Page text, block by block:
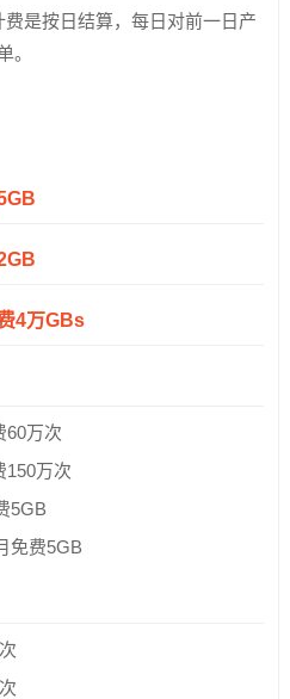
是按日结算，每日对前一日产
。
4万GBs
60万次
150万次
5GB
免费5GB